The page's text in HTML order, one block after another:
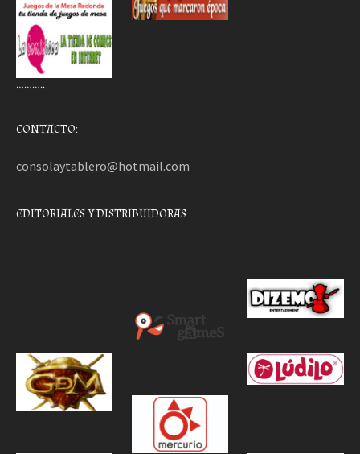
………..
CONTACTO:
consolaytablero@hotmail.com
EDITORIALES Y DISTRIBUIDORAS